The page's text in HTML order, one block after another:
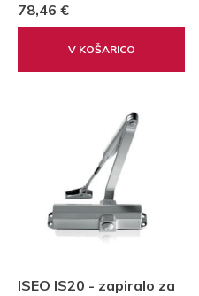
78,46 €
V KOŠARICO
ISEO IS20 - zapiralo za